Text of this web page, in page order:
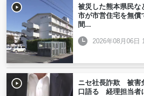
被災した熊本県民
市が市営住宅を無
間...
2026年08月06日
ニセ社長詐欺 被害
口語る 経理担当者